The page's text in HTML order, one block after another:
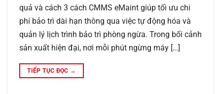
quả và cách 3 cách CMMS eMaint giúp tối ưu chi
phí bảo trì dài hạn thông qua việc tự động hóa và
quản lý lịch trình bảo trì phòng ngừa. Trong bối cảnh
sản xuất hiện đại, nơi mỗi phút ngừng máy […]
TIẾP TỤC ĐỌC →